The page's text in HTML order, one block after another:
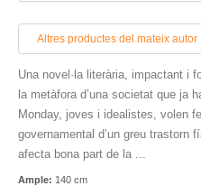
Altres productes del mateix autor
Una novel·la literària, impactant i
la metàfora d’una societat que ja
Monday, joves i idealistes, volen
governamental d’un greu trastorn
afecta bona part de la ...
Ample: 140 cm